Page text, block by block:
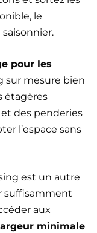
le
pour les
sur mesure bien
étagères
des penderies
l’espace sans
est un autre
suffisamment
aux
minimale